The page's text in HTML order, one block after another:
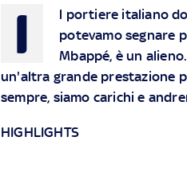
I
l portiere italiano
potevamo segnare
Mbappé, è un
un'altra grande prestazione
sempre, siamo carichi e
HIGHLIGHTS